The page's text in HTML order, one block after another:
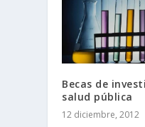
Becas de
salud pública
12 diciembre, 2012